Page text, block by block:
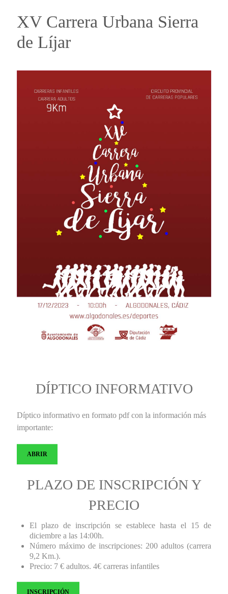
XV Carrera Urbana Sierra
de Líjar
DÍPTICO INFORMATIVO
Díptico informativo en formato pdf con la información más
importante:
ABRIR
PLAZO DE INSCRIPCIÓN Y
PRECIO
El plazo de inscripción se establece hasta el 15 de
diciembre a las 14:00h.
Número máximo de inscripciones: 200 adultos (carrera
9,2 Km.).
Precio: 7 € adultos. 4€ carreras infantiles
INSCRIPCIÓN